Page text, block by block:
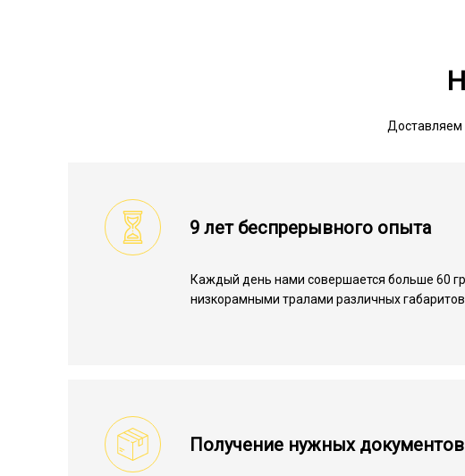
Доставляем
9 лет беспрерывного опыта
Каждый день нами совершается больше 60
низкорамными тралами различных габаритов.
Получение нужных документов